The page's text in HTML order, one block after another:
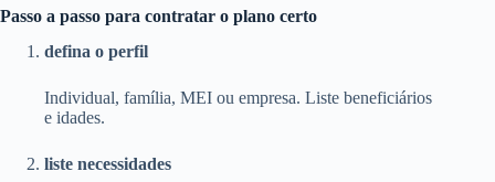
Passo a passo para contratar o plano certo
defina o perfil
Individual, família, MEI ou empresa. Liste beneficiários
e idades.
liste necessidades